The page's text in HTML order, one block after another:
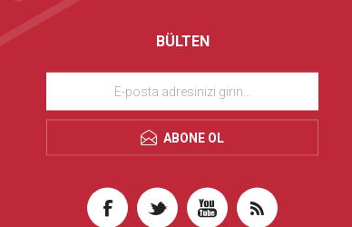
BÜLTEN
ABONE OL